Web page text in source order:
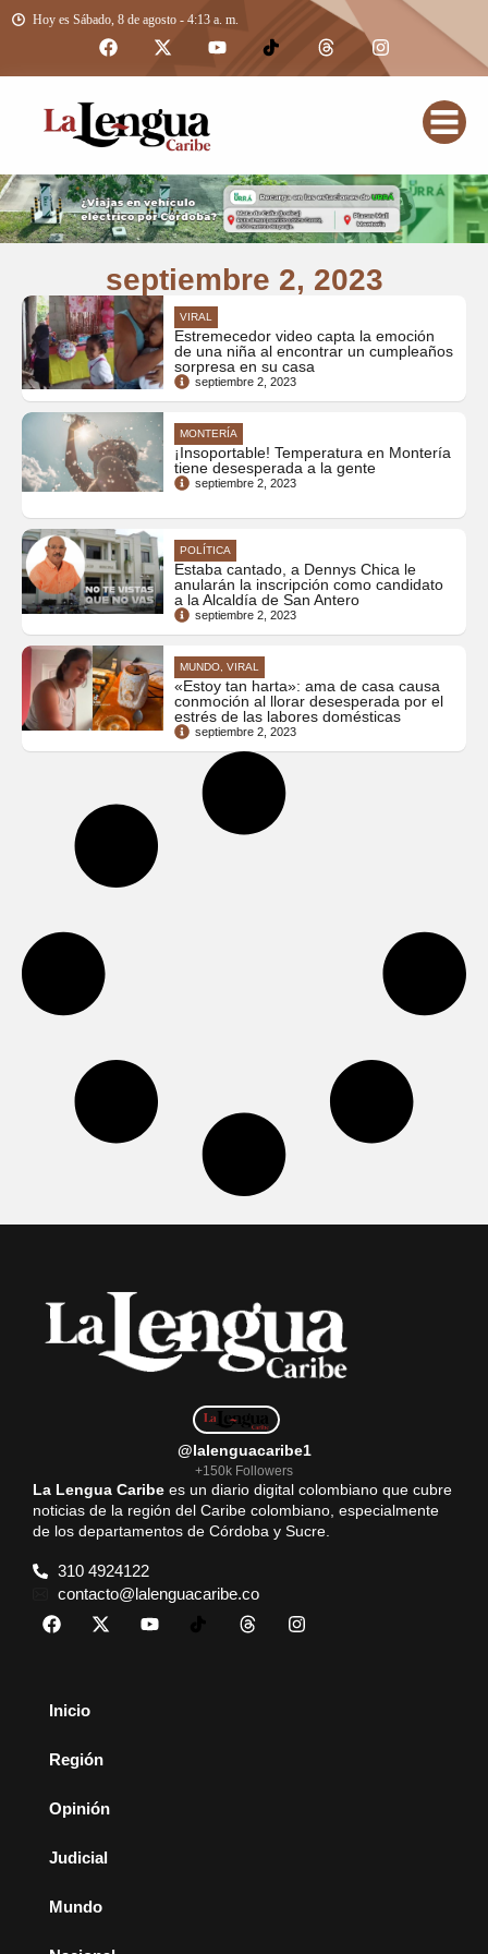
Hoy es Sábado, 8 de agosto - 4:13 a. m.
septiembre 2, 2023
VIRAL
Estremecedor video capta la emoción
de una niña al encontrar un cumpleaños
sorpresa en su casa
septiembre 2, 2023
MONTERÍA
¡Insoportable! Temperatura en Montería
tiene desesperada a la gente
septiembre 2, 2023
POLÍTICA
Estaba cantado, a Dennys Chica le
anularán la inscripción como candidato
a la Alcaldía de San Antero
septiembre 2, 2023
MUNDO, VIRAL
«Estoy tan harta»: ama de casa causa
conmoción al llorar desesperada por el
estrés de las labores domésticas
septiembre 2, 2023
@lalenguacaribe1
+150k Followers
La Lengua Caribe es un diario digital colombiano que cubre
noticias de la región del Caribe colombiano, especialmente
de los departamentos de Córdoba y Sucre.
310 4924122
contacto@lalenguacaribe.co
Inicio
Región
Opinión
Judicial
Mundo